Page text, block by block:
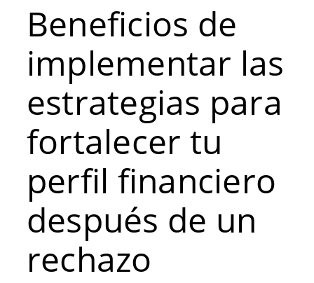
Beneficios de
implementar las
estrategias para
fortalecer tu
perfil financiero
después de un
rechazo